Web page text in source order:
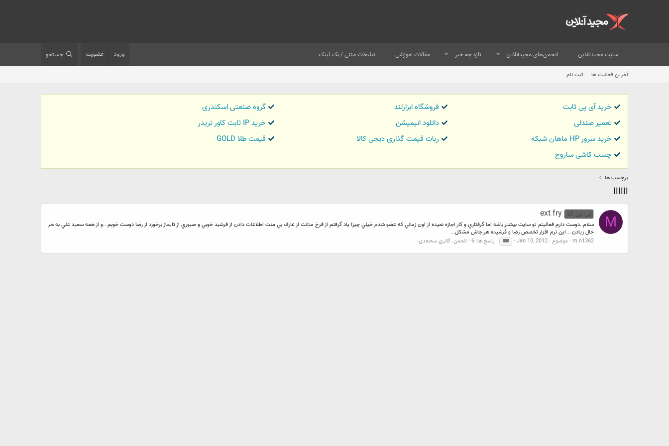
سایت مجیدآنلاین انجمن‌های مجیدآنلاین تازه چه خبر مقالات آموزشی تبلیغات متنی / بک لینک ورود عضویت جستجو
آخرین فعالیت ها ثبت نام
خرید آی پی ثابت فروشگاه ابزارلند
گروه صنعتی اسکندری
تعمیر صندلی
داتلود انیمیشن
خرید IP ثابت کاور تریدر
خرید سرور HP ماهان شبکه
ربات قیمت گذاری دیجی کالا
قیمت طلا GOLD
چسب کاشی ساروج
برچسب ها
اااااا
M
بی بی کد ext fry
سلام..دوست دارم فعاليتم تو سايت بيشتر باشه اما گرفتاري و كار اجازه نميده از اون زماني كه عضو شدم خيلي چيزا ياد گرفتم از فرخ متانت از عارف بي منت اطلاعات دادن از فرشيد خوبي و صبوري از تايماز برخورد از رضا دوست خوبم ..و از همه سعيد علي به هر
حال زيادن ...اين نرم افزار تخصص رضا و فرشيده هر جاش مشكل...
m.n1362 موضوع Jan 10, 2012 اااااا پاسخ ها: 6 انجمن: گالری سه‌بعدی